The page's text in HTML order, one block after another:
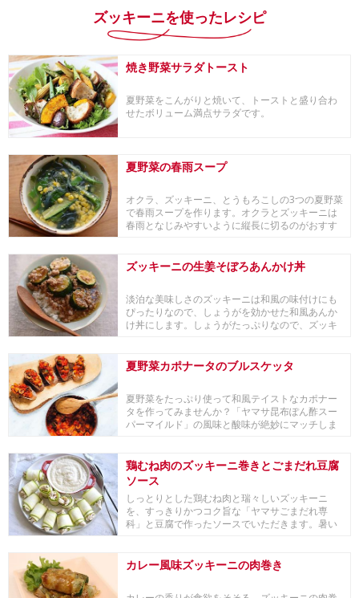
ズッキーニを使ったレシピ
焼き野菜サラダトースト
夏野菜をこんがりと焼いて、トーストと盛り合わ
せたボリューム満点サラダです。
夏野菜の春雨スープ
オクラ、ズッキーニ、とうもろこしの3つの夏野菜
で春雨スープを作ります。オクラとズッキーニは
春雨となじみやすいように縦長に切るのがおすす
ズッキーニの生姜そぼろあんかけ丼
淡泊な美味しさのズッキーニは和風の味付けにも
ぴったりなので、しょうがを効かせた和風あんか
け丼にします。しょうがたっぷりなので、ズッキ
夏野菜カポナータのブルスケッタ
夏野菜をたっぷり使って和風テイストなカポナー
タを作ってみませんか？「ヤマサ昆布ぽん酢スー
パーマイルド」の風味と酸味が絶妙にマッチしま
鶏むね肉のズッキーニ巻きとごまだれ豆腐
ソース
しっとりとした鶏むね肉と瑞々しいズッキーニ
を、すっきりかつコク旨な「ヤマサごまだれ専
科」と豆腐で作ったソースでいただきます。暑い
カレー風味ズッキーニの肉巻き